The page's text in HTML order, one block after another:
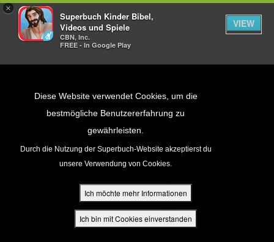
×
Superbuch Kinder Bibel,
Videos und Spiele
CBN, Inc.
FREE - In Google Play
VIEW
Diese Website verwendet Cookies, um die
bestmögliche Benutzererfahrung zu
gewährleisten.
Durch die Nutzung der Superbuch-Website akzeptierst du
unsere Verwendung von Cookies.
Ich möchte mehr Informationen
Ich bin mit Cookies einverstanden